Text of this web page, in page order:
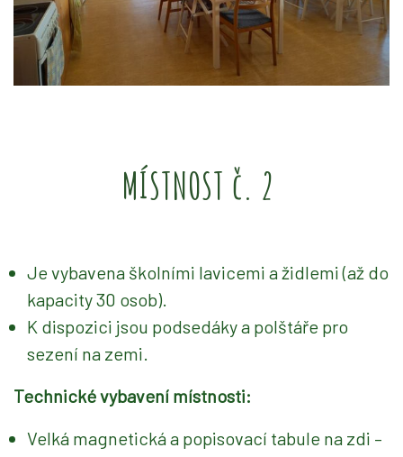
MÍSTNOST č. 2
Je vybavena školními lavicemi a židlemi (až do
kapacity 30 osob).
K dispozici jsou podsedáky a polštáře pro
sezení na zemi.
Technické vybavení místnosti:
Velká magnetická a popisovací tabule na zdi –